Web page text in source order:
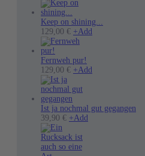
Keep on shining...
129,00 € +Add
können
Fernweh pur!
129,00 € +Add
Varianten
Ist ja nochmal gut gegangen
39,90 € +Add